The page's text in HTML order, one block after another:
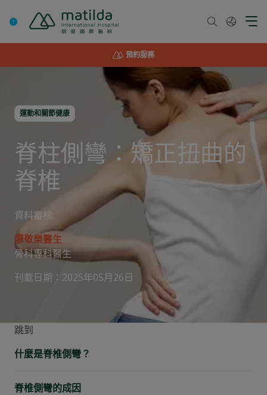
預約服務
運動和關節健康
脊柱側彎：矯正扭曲的
脊椎
資料審核:
廖敬樂醫生
骨科專科醫生
刊載日期：2025年05月26日
跳到
什麼是脊椎側彎？
脊椎側彎的成因